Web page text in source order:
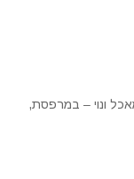
ונוי – במרפסת,